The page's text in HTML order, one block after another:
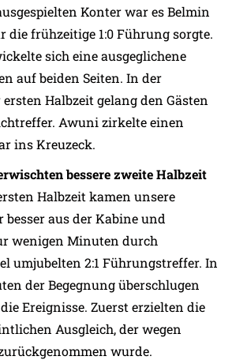
Konter war es Belmin
die frühzeitige 1:0 Führung sorgte.
sich eine ausgeglichene
auf beiden Seiten. In der
Halbzeit gelang den Gästen
Awuni zirkelte einen
ins Kreuzeck.
bessere zweite Halbzeit
Halbzeit kamen unsere
aus der Kabine und
wenigen Minuten durch
umjubelten 2:1 Führungstreffer. In
der Begegnung überschlugen
Ereignisse. Zuerst erzielten die
Ausgleich, der wegen
wurde.